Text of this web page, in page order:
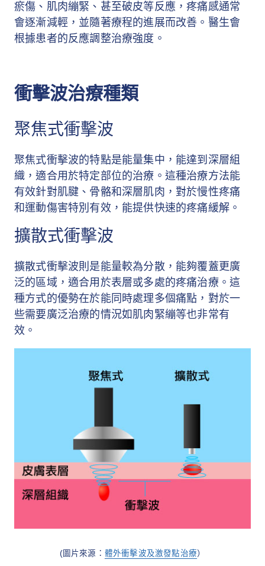
瘀傷、肌肉繃緊、甚至破皮等反應，疼痛感通常
會逐漸減輕，並隨著療程的進展而改善。醫生會
根據患者的反應調整治療強度。
衝擊波治療種類
聚焦式衝擊波
聚焦式衝擊波的特點是能量集中，能達到深層組
織，適合用於特定部位的治療。這種治療方法能
有效針對肌腱、骨骼和深層肌肉，對於慢性疼痛
和運動傷害特別有效，能提供快速的疼痛緩解。
擴散式衝擊波
擴散式衝擊波則是能量較為分散，能夠覆蓋更廣
泛的區域，適合用於表層或多處的疼痛治療。這
種方式的優勢在於能同時處理多個痛點，對於一
些需要廣泛治療的情況如肌肉緊繃等也非常有
效。
(圖片來源： 體外衝擊波及激發點治療）